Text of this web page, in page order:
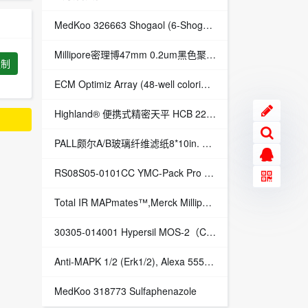
MedKoo 326663 Shogaol (6-Shogaol)
Millipore密理博47mm 0.2um黑色聚碳酸酯PC滤膜GTBP04700
ECM Optimiz Array (48-well colorimetric),Merck Millipore,货号：ECM542DFR
Highland® 便携式精密天平 HCB 2202
PALL颇尔A/B玻璃纤维滤纸8*10in. 6621166211 66209授权代理现货促销
RS08S05-0101CC YMC-Pack Pro C18 RS YMC 液相色谱柱保护柱专用柱芯
Total IR MAPmates™,Merck Millipore,EA货号：46-687
30305-014001 Hypersil MOS-2（C8） 美国热电 Thermo 液相色谱柱保护柱芯
Anti-MAPK 1/2 (Erk1/2), Alexa 555 conjug,Merck Millipore,货号：16-284
MedKoo 318773 Sulfaphenazole